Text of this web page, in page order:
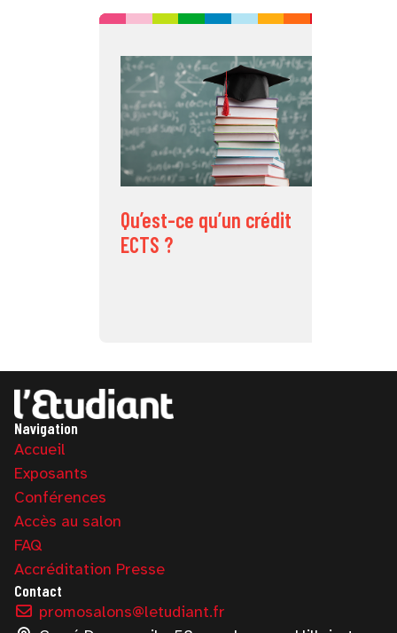
Qu’est-ce qu’un crédit
ECTS ?
Navigation
Accueil
Exposants
Conférences
Accès au salon
FAQ
Accréditation Presse
Contact
promosalons@letudiant.fr